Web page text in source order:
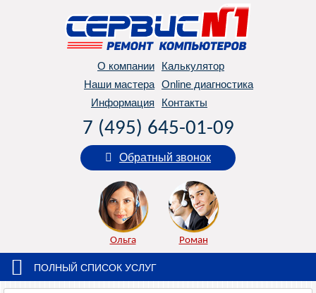
О компании
Калькулятор
Наши мастера Online диагностика
Информация
Контакты
7 (495) 645-01-09
Обратный звонок
Ольга Роман
ПОЛНЫЙ СПИСОК УСЛУГ